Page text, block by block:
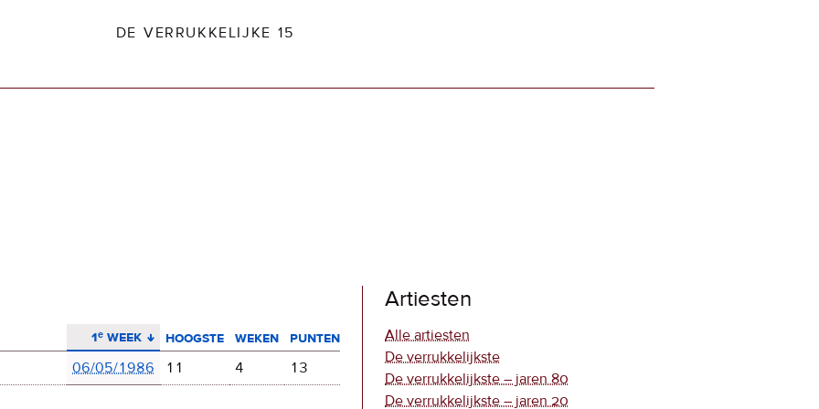
DE VERRUKKELIJKE 15
1ᵉ week
aflopend sorteren hoogste weken
punten
06/05/1986 11 4
13
Artiesten
Alle artiesten
De verrukkelijkste
De verrukkelijkste – jaren 80
De verrukkelijkste – jaren 20